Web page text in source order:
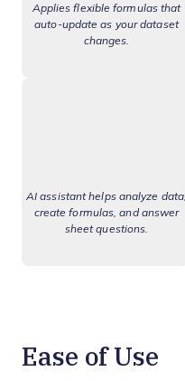
Applies flexible formulas that
auto-update as your dataset
changes.
AI assistant helps analyze data,
create formulas, and answer
sheet questions.
Ease of Use